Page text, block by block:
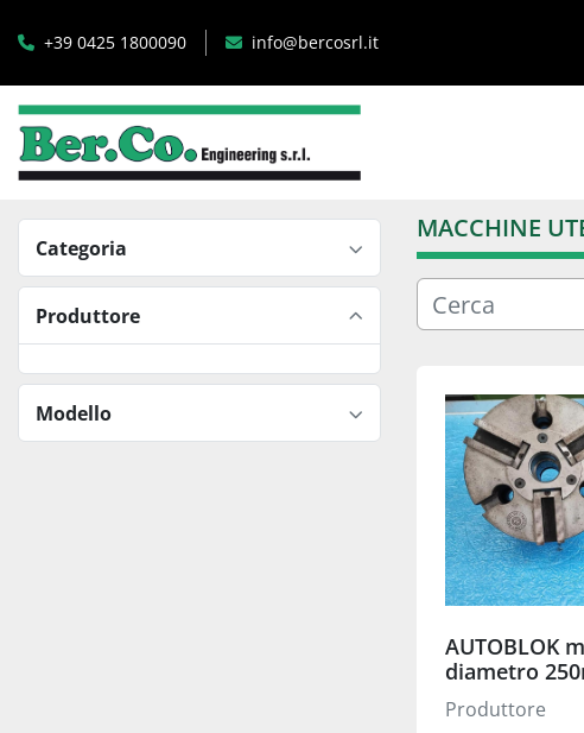
+39 0425 1800090 info@bercosrl.it
Categoria
Produttore
Modello
MACCHINE
AUTOBLOK
diametro
Produttore